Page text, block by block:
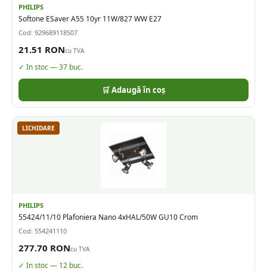
PHILIPS
Softone ESaver A55 10yr 11W/827 WW E27
Cod: 929689118507
21.51 RONcu TVA
✓ In stoc —37 buc.
🛒 Adaugă în coș
LICHIDARE
PHILIPS
55424/11/10 Plafoniera Nano 4xHAL/50W GU10 Crom
Cod: 554241110
277.70 RONcu TVA
✓ In stoc — 12 buc.